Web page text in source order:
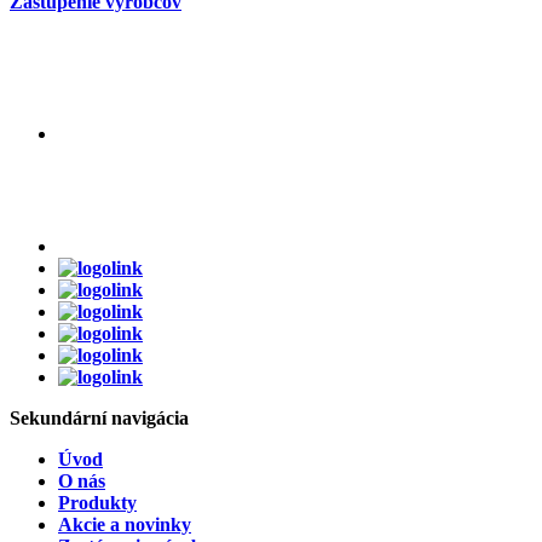
Sekundárnínavigácia
Úvod
O nás
Produkty
Akcie a novinky